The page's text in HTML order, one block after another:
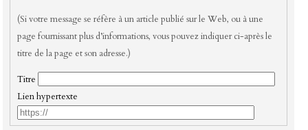
(Si votre message se réfère à un article publié sur le Web, ou à une
page fournissant plus d’informations, vous pouvez indiquer ci-après le
titre de la page et son adresse.)
Titre
Lien hypertexte